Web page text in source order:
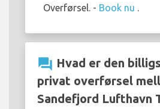
Overførsel. - Book nu .
question_answer Hvad er den
privat overførsel
Sandefjord Lufthavn